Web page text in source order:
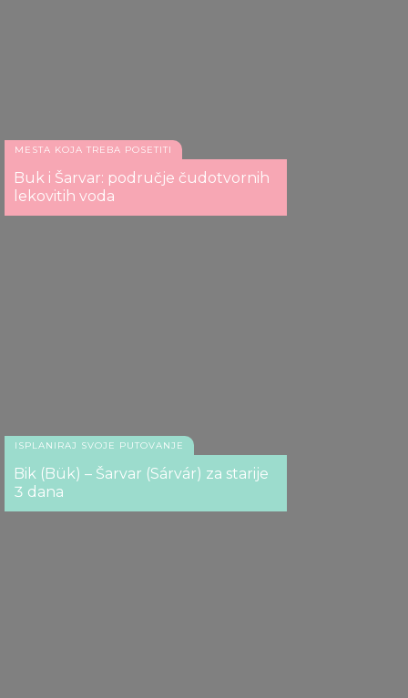
MESTA KOJA TREBA POSETITI
Buk i Šarvar: područje čudotvornih
lekovitih voda
ISPLANIRAJ SVOJE PUTOVANJE
Bik (Bük) – Šarvar (Sárvár) za starije
3 dana